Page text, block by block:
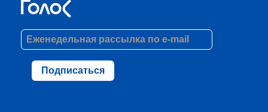
Подписаться